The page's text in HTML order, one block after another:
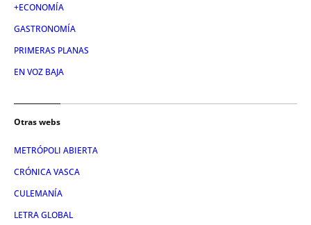
+ECONOMÍA
GASTRONOMÍA
PRIMERAS PLANAS
EN VOZ BAJA
Otras webs
METRÓPOLI ABIERTA
CRÓNICA VASCA
CULEMANÍA
LETRA GLOBAL